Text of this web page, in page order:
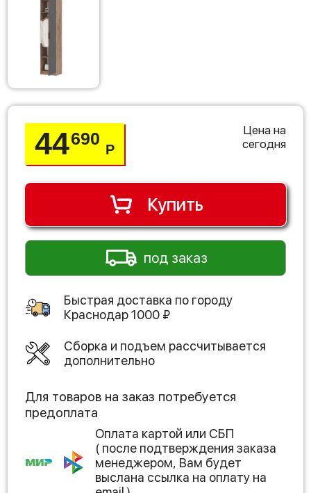
44690
Р
Цена на
сегодня
Купить
под заказ
Быстрая доставка по городу
Краснодар1000 ₽
Сборка и подъем рассчитывается
дополнительно
Для товаров на заказ потребуется
предоплата
Оплата картой или СБП
( после подтверждения заказа
менеджером, Вам будет
выслана ссылка на оплату на